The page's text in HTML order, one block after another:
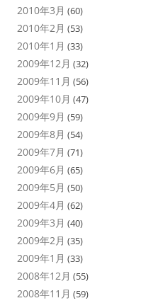
2010年3月 (60)
2010年2月 (53)
2010年1月 (33)
2009年12月 (32)
2009年11月 (56)
2009年10月 (47)
2009年9月 (59)
2009年8月 (54)
2009年7月 (71)
2009年6月 (65)
2009年5月 (50)
2009年4月 (62)
2009年3月 (40)
2009年2月 (35)
2009年1月 (33)
2008年12月 (55)
2008年11月 (59)